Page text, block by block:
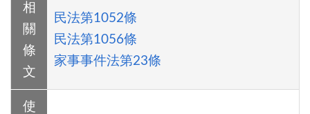
相
關
條
文
民法第1052條
民法第1056條
家事事件法第23條
使